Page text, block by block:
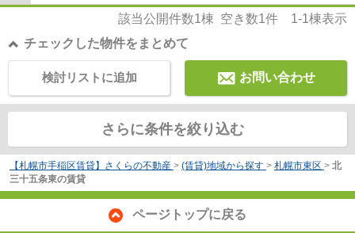
該当公開件数1棟 空き数1件 1-1棟表示
チェックした物件をまとめて
お問い合わせ
検討リストに追加
さらに条件を絞り込む
【札幌市手稲区賃貸】さくらの不動産 > (賃貸)地域から探す > 札幌市東区 > 北
三十五条東の賃貸
ページトップに戻る